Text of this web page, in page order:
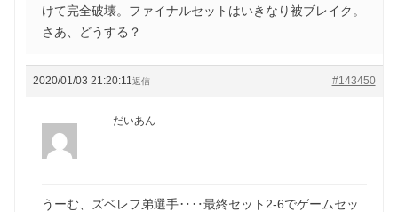
けて完全破壊。ファイナルセットはいきなり被ブレイク。
さあ、どうする？
2020/01/03 21:20:11 #143450
返信
だいあん
うーむ、ズベレフ弟選手‥‥最終セット2-6でゲームセッ